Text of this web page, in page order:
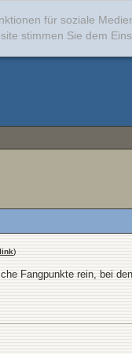
für soziale
stimmen Sie dem
)
Fangpunkte rein, bei